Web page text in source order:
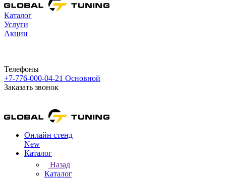
Каталог
Услуги
Акции
Телефоны
+7-776-000-04-21 Основной
Заказать звонок
Онлайн стенд
New
Каталог
Назад
Каталог